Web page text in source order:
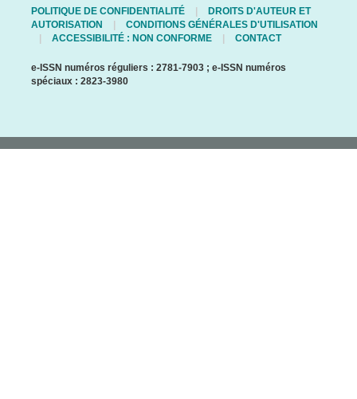
POLITIQUE DE CONFIDENTIALITÉ
DROITS D'AUTEUR ET
AUTORISATION
CONDITIONS GÉNÉRALES D'UTILISATION
ACCESSIBILITÉ : NON CONFORME
CONTACT
e-ISSN numéros réguliers : 2781-7903 ; e-ISSN numéros
spéciaux : 2823-3980